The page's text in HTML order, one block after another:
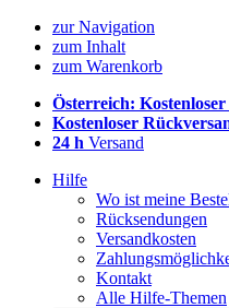
zur Navigation
zum Inhalt
zum Warenkorb
Österreich:
Kostenloser
24 h Versand
Hilfe
Wo ist meine
Rücksendungen
Versandkosten
Kontakt
Alle Hilfe-Themen